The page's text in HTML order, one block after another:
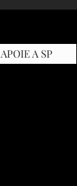
APOIE A SP